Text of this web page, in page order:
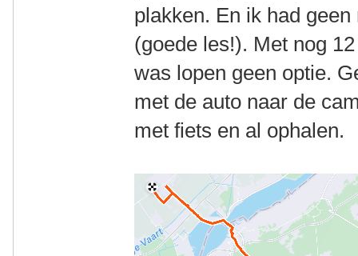
plakken. En ik had
(goede les!). Met nog
was lopen geen optie.
met de auto naar de
met fiets en al ophalen.